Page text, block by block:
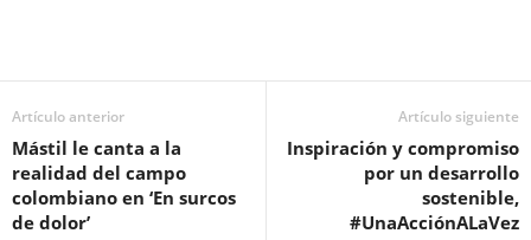
Artículo anterior
Mástil le canta a la
realidad del campo
colombiano en ‘En surcos
de dolor’
Artículo siguiente
Inspiración y compromiso
por un desarrollo
sostenible,
#UnaAcciónALaVez